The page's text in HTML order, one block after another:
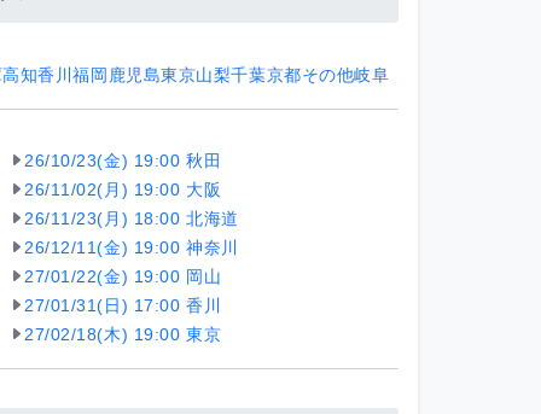
高知香川福岡 鹿児島東京山梨千葉京都その他岐阜
26/10/23(金) 19:00 秋田
26/11/02(月) 19:00 大阪
26/11/23(月) 18:00 北海道
26/12/11(金) 19:00 神奈川
27/01/22(金) 19:00 岡山
27/01/31(日) 17:00 香川
27/02/18(木) 19:00 東京